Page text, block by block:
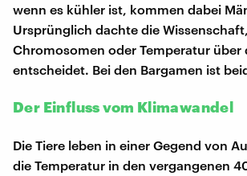
wenn es kühler ist, kommen dabei
Ursprünglich dachte die
Chromosomen oder Temperatur über
entscheidet. Bei den Bargamen ist
Der Einfluss vom Klimawandel
Die Tiere leben in einer Gegend von
die Temperatur in den vergangenen